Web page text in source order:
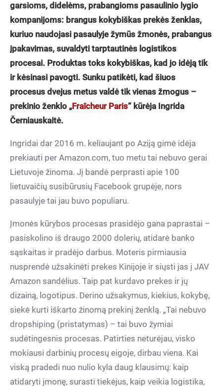
garsioms, didelėms, prabangioms pasaulinio lygio
kompanijoms: brangus kokybiškas prekės ženklas,
kuriuo naudojasi pasaulyje žymūs žmonės, prabangus
įpakavimas, suvaldyti tarptautinės logistikos
procesai. Produktas toks kokybiškas, kad jo idėją tik
ir kėsinasi pavogti. Sunku patikėti, kad šiuos
procesus dvejus metus valdė tik vienas žmogus –
prekinio ženklo „Fraîcheur Paris“ kūrėja Ingrida
Černiauskaitė.
Ingridai dar 2016 m. keliaujant po Aziją gimė idėja
prekiauti per Amazon.com, tuo metu tai nebuvo gerai
Lietuvoje žinoma. Jį bandė perprasti apie 100
lietuvaičių susibūrusių Facebook grupėje, nors
pasaulyje tai jau buvo populiaru.
Įmonės kūrybos procesas prasidėjo gana paprastai –
pasiskolino iš draugo 2000 dolerių, atidarė banko
sąskaitas ir pradėjo darbus. Moteris pirmiausia
nusprendė užsakinėti prekes Kinijoje ir siųsti jas į JAV
Amazon sandėlius. Taip pat kurdavo prekes ir jų
dizainą, logotipus. Derino užsakymus, kiekius, kokybę,
siekė kurti iškarto žinomą prekinį ženklą. „Tai nebuvo
dropshiping (pristatymas) – tai buvo žymiai
sudėtingesnis procesas. Patirties neturėjau, visko
mokiausi darbinių procesų eigoje, dirbau viena. Kai
viską pradedi nuo nulio kyla daug klausimų: kaip
atidaryti įmonę, surasti tiekėjus, kaip veikia logistika,